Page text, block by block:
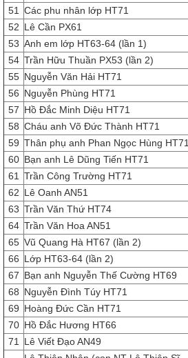
51
Các phu nhân lớp HT71
52 Lê Cần PX61
53 Anh em lớp HT63-64 (lần 1)
54 Trần Hữu Thuần PX53 (lần 2)
55 Nguyễn Văn Hải HT71
56 Nguyễn Phùng HT71
57 Hồ Đắc Minh Diệu HT71
58 Cháu anh Võ Đức Thành HT71
59 Thân phụ anh Phan Ngọc Hùng HT71
60 Bạn anh Lê Dũng Tiến HT71
61
Trần Công Trường HT71
62 Lê Oanh AN51
63 Trần Văn Thứ HT74
64 Trần Văn Hoa AN51
65 Vũ Quang Hà HT67 (lần 2)
66 Lớp HT63-64 (lần 2)
67 Bạn anh Nguyễn Thế Cường HT69
68 Nguyễn Đình Túy HT71
69 Hoàng Đức Cần HT71
70 Hồ Đắc Hương HT66
71
Lê Viết Đạo AN49